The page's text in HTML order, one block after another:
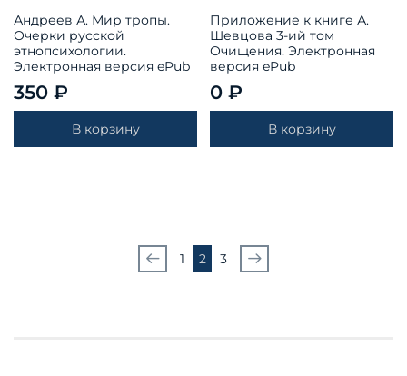
Андреев А. Мир тропы.
Очерки русской
этнопсихологии.
Электронная версия ePub
350 ₽
В корзину
Приложение к книге А.
Шевцова 3-ий том
Очищения. Электронная
версия ePub
0 ₽
В корзину
1 2 3